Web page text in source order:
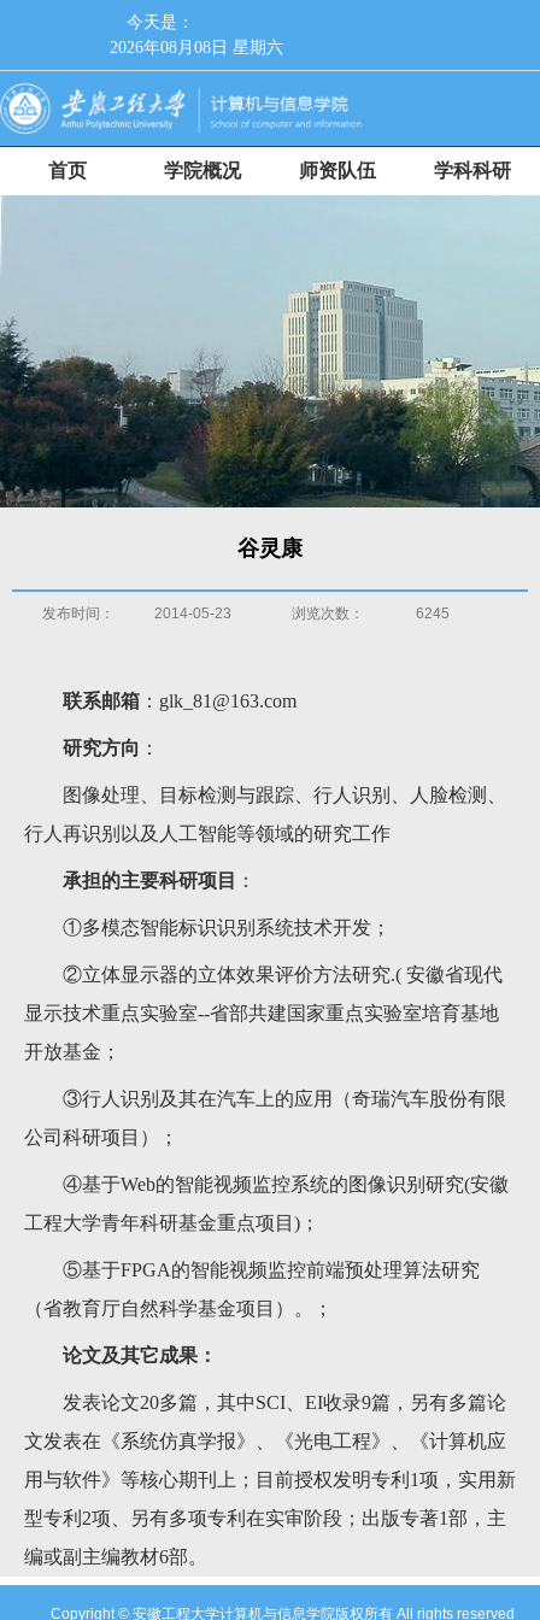
今天是：
2026年08月08日 星期六
首页 学院概况 师资队伍 学科科研
谷灵康
发布时间： 2014-05-23 浏览次数： 6245
联系邮箱 ： glk_81@163.com
研究方向 ：
图像处理、目标检测与跟踪、行人识别、人脸检测、
行人再识别 以及 人工智能等领域的研究工作
承担的主要科研项目 ：
①多模态智能标识识别系统技术开发 ；
②立体显示器的立体效果评价方法研究.( 安徽省现代
显示技术重点实验室--省部共建国家重点实验室培育基地
开放基金；
③行人识别及其在汽车上的应用（奇瑞汽车股份有限
公司科研项目）；
④基于Web的智能视频监控系统的图像识别研究(安徽
工程大学青年科研基金重点项目 ) ；
⑤基于FPGA的智能视频监控前端预处理算法研究
（省教育厅自然科学基金项目）
。 ；
论文及其它成果 ：
发表论文20多篇 ，其中SCI、EI收录9篇，另有多篇论
文发表在《系统仿真学报》、《光电工程》、《计算机应
用与软件》等核心期刊上 ； 目前授权发明专利 1项， 实用新
型专利 2项、另有多项专利在实审阶段 ； 出版专著1部，主
编或副主编教材6部。
Copyright © 安徽工程大学计算机与信息学院版权所有 All rights reserved